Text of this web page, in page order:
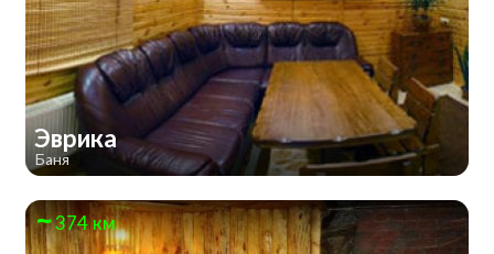
Эврика
Баня
374 км